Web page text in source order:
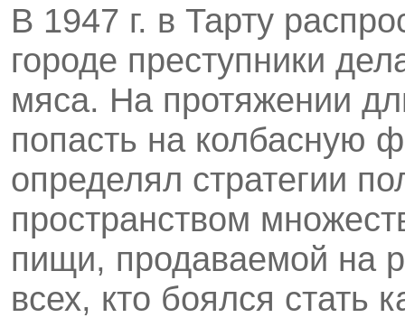
В 1947 г. в Тарту
городе преступники
мяса. На протяжении
попасть на колбасную
определял стратегии
пространством
пищи, продаваемой на
всех, кто боялся стать